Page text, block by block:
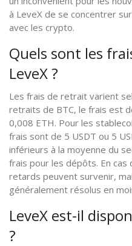
à LeveX de se concentrer
avec les crypto.
Quels sont les
LeveX ?
Les frais de retrait varient
retraits de BTC, le frais est
0,008 ETH. Pour les
frais sont de 5 USDT ou 5
inférieurs à la moyenne du
frais pour les dépôts. En
retards peuvent survenir,
généralement résolus en
LeveX est-il
?